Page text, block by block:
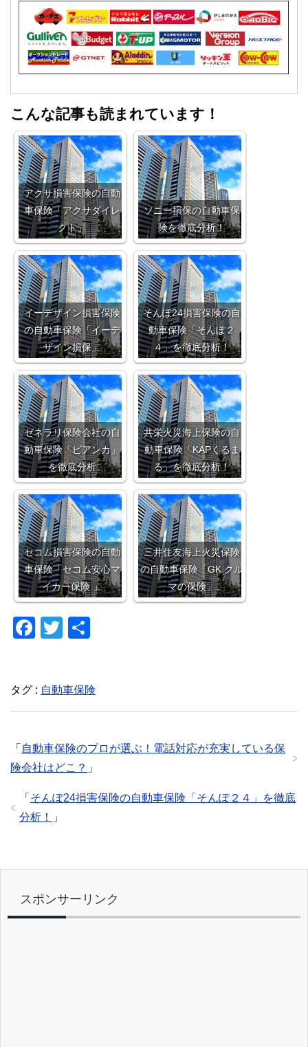
こんな記事も読まれています！
アクサ損害保険の自動
車保険「アクサダイレ
クト」
ソニー損保の自動車保
険を徹底分析！
イーデザイン損害保険
の自動車保険「イーデ
ザイン損保」
そんぽ24損害保険の自
動車保険「そんぽ２
４」を徹底分析！
ゼネラリ保険会社の自
動車保険「ビアンカ」
を徹底分析
共栄火災海上保険の自
動車保険「KAPくるま
る」を徹底分析！
セコム損害保険の自動
車保険「セコム安心マ
イカー保険 」
三井住友海上火災保険
の自動車保険「GK クル
マの保険」
F
e
b
o
o
k
T
er
タグ : 自動車保険
「 自動車保険のプロが選ぶ！電話対応が充実している保
険会社はどこ？ 」
「 そんぽ24損害保険の自動車保険「そんぽ２４」を徹底
分析！
」
スポンサーリンク